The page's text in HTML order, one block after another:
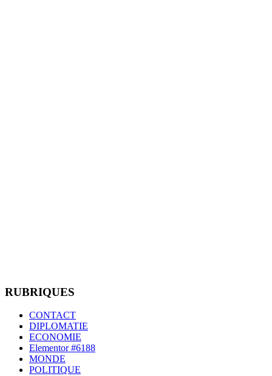
RUBRIQUES
CONTACT
DIPLOMATIE
ECONOMIE
Elementor #6188
MONDE
POLITIQUE